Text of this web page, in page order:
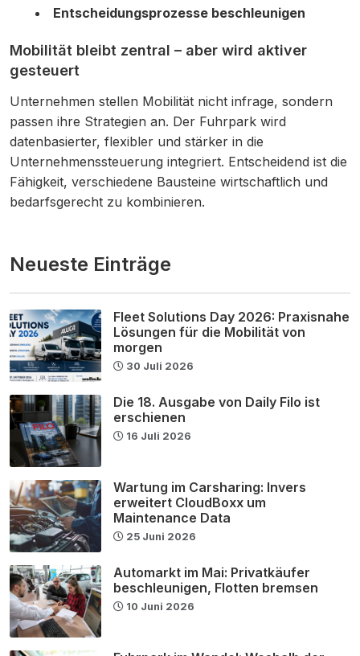
Entscheidungsprozesse beschleunigen
Mobilität bleibt zentral – aber wird aktiver
gesteuert
Unternehmen stellen Mobilität nicht infrage, sondern
passen ihre Strategien an. Der Fuhrpark wird
datenbasierter, flexibler und stärker in die
Unternehmenssteuerung integriert. Entscheidend ist die
Fähigkeit, verschiedene Bausteine wirtschaftlich und
bedarfsgerecht zu kombinieren.
Neueste Einträge
Fleet Solutions Day 2026: Praxisnahe
Lösungen für die Mobilität von
morgen
30 Juli 2026
Die 18. Ausgabe von Daily Filo ist
erschienen
16 Juli 2026
Wartung im Carsharing: Invers
erweitert CloudBoxx um
Maintenance Data
25 Juni 2026
Automarkt im Mai: Privatkäufer
beschleunigen, Flotten bremsen
10 Juni 2026